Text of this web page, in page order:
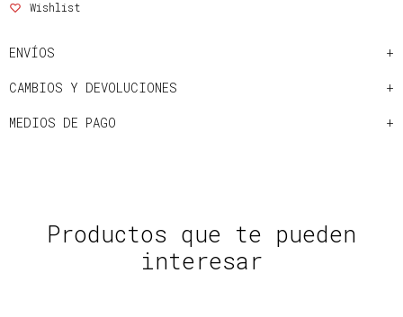
ENVÍOS
CAMBIOS Y DEVOLUCIONES
MEDIOS DE PAGO
Productos que te pueden
interesar